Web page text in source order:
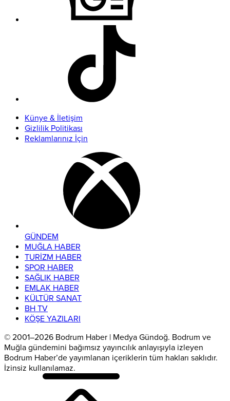
Künye & İletişim
Gizlilik Politikası
Reklamlarınız İçin
GÜNDEM
MUĞLA HABER
TURİZM HABER
SPOR HABER
SAĞLIK HABER
EMLAK HABER
KÜLTÜR SANAT
BH TV
KÖŞE YAZILARI
© 2001–2026 Bodrum Haber | Medya Gündoğ. Bodrum ve
Muğla gündemini bağımsız yayıncılık anlayışıyla izleyen
Bodrum Haber’de yayımlanan içeriklerin tüm hakları saklıdır.
İzinsiz kullanılamaz.